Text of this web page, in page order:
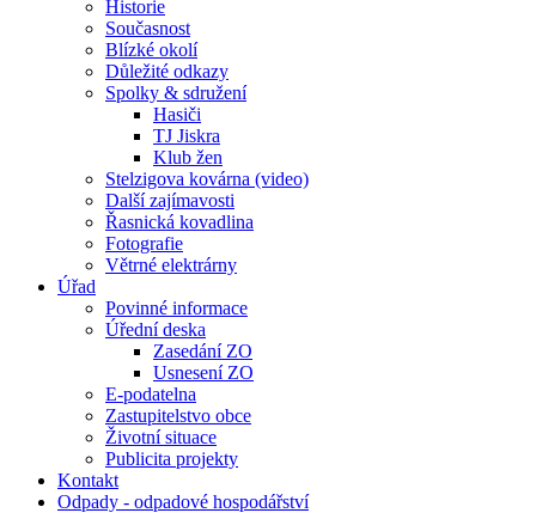
Historie
Současnost
Blízké okolí
Důležité odkazy
Spolky & sdružení
Hasiči
TJ Jiskra
Klub žen
Stelzigova kovárna (video)
Další zajímavosti
Řasnická kovadlina
Fotografie
Větrné elektrárny
Úřad
Povinné informace
Úřední deska
Zasedání ZO
Usnesení ZO
E-podatelna
Zastupitelstvo obce
Životní situace
Publicita projekty
Kontakt
Odpady - odpadové hospodářství